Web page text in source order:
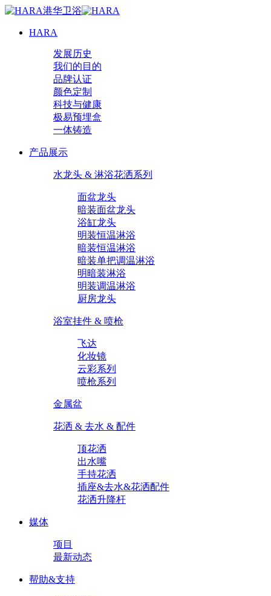
HARA
发展历史
我们的目的
品牌认证
颜色定制
科技与健康
极易预埋盒
一体铸造
产品展示
水龙头 & 淋浴花洒系列
面盆龙头
暗装面盆龙头
浴缸龙头
明装恒温淋浴
暗装恒温淋浴
暗装单把调温淋浴
明暗装淋浴
明装调温淋浴
厨房龙头
浴室挂件 & 喷枪
飞达
化妆镜
云彩系列
喷枪系列
金属盆
花洒 & 去水 & 配件
顶花洒
出水嘴
手持花洒
插座&去水&花洒配件
花洒升降杆
媒体
项目
最新动态
帮助&支持